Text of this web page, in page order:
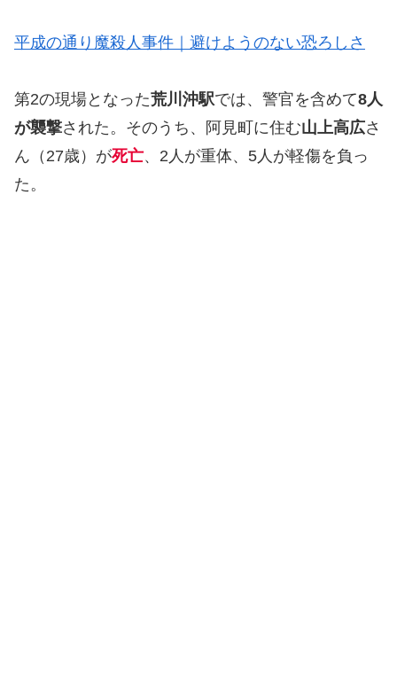
平成の通り魔殺人事件｜避けようのない恐ろしさ
第2の現場となった荒川沖駅では、警官を含めて8人
が襲撃された。そのうち、阿見町に住む山上高広さ
ん（27歳）が死亡、2人が重体、5人が軽傷を負っ
た。